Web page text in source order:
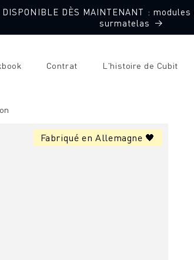
DISPONIBLE DÈS MAINTENANT :
surmatelas
Contrat L'histoire de Cubit
Fabriqué en Allemagne 🖤